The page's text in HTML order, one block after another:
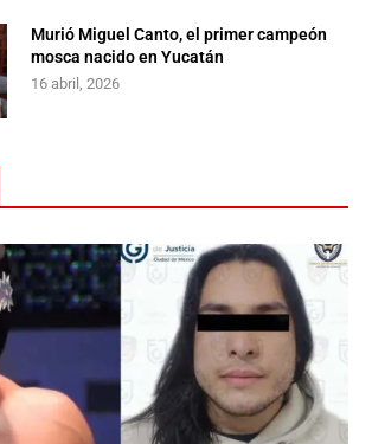
Murió Miguel Canto, el primer campeón
mosca nacido en Yucatán
16 abril, 2026